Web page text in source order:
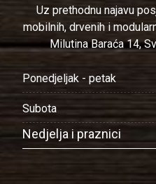
Uz prethodnu najavu
mobilnih, drvenih i
Milutina Baraća 14,
Ponedjeljak - petak
Subota
Nedjelja i praznici